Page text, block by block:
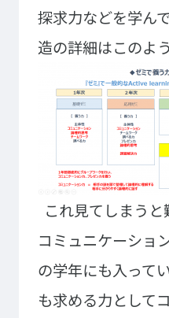
教育方針
学科一覧
WEBエントリー・WEB出
東京工学院専門
コンサート・イベント科
音響芸術科
映像メディア学科
ミュージック科
声優・演劇科
ゲームクリエーター科
探求力などを学ん
造の詳細はこのよ
これ見てしまうと
コミュニケーショ
の学年にも入ってい
も求める力として